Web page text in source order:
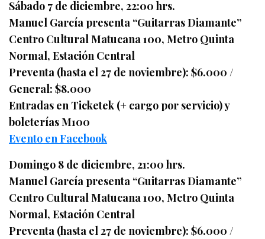
Sábado 7 de diciembre, 22:00 hrs.
Manuel García presenta “Guitarras Diamante”
Centro Cultural Matucana 100, Metro Quinta
Normal, Estación Central
Preventa (hasta el 27 de noviembre): $6.000 /
General: $8.000
Entradas en Ticketek (+ cargo por servicio) y
boleterías M100
Evento en Facebook
Domingo 8 de diciembre, 21:00 hrs.
Manuel García presenta “Guitarras Diamante”
Centro Cultural Matucana 100, Metro Quinta
Normal, Estación Central
Preventa (hasta el 27 de noviembre): $6.000 /